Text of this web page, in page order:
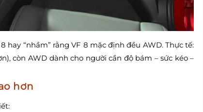
“nhầm” rằng VF 8 mặc định đều AWD. Thực tế:
còn AWD dành cho người cần độ bám – sức kéo –
hơn